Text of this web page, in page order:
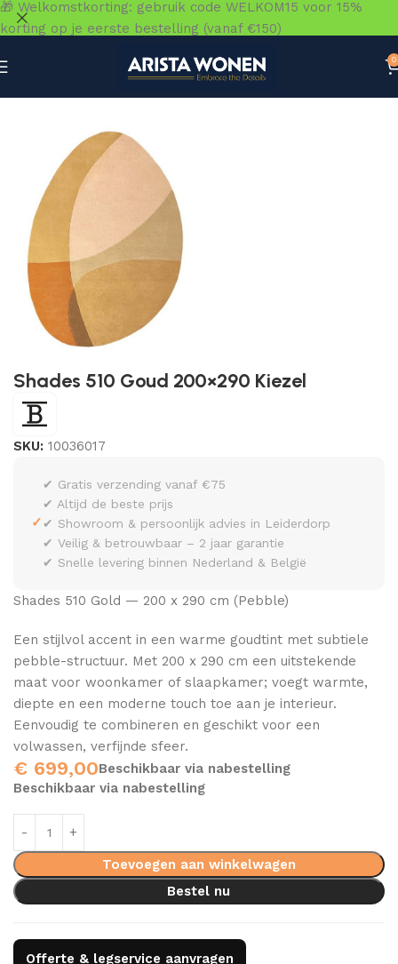
0
Shades 510 Goud 200×290 Kiezel
SKU: 10036017
✓
✔ Gratis verzending vanaf €75
✔ Altijd de beste prijs
✔ Showroom & persoonlijk advies in Leiderdorp
✔ Veilig & betrouwbaar – 2 jaar garantie
✔ Snelle levering binnen Nederland & België
Shades 510 Gold — 200 x 290 cm (Pebble)
Een stijlvol accent in een warme goudtint met subtiele
pebble-structuur. Met 200 x 290 cm een uitstekende
maat voor woonkamer of slaapkamer; voegt warmte,
diepte en een moderne touch toe aan je interieur.
Eenvoudig te combineren en geschikt voor een
volwassen, verfijnde sfeer.
€ 699,00Beschikbaar via nabestelling
Beschikbaar via nabestelling
Toevoegen aan winkelwagen
Bestel nu
Offerte & legservice aanvragen
🎁 Welkomstkorting: gebruik code WELKOM15 voor 15%
korting op je eerste bestelling (vanaf €150)